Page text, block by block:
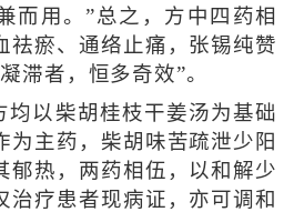
而用。”总之，方中四药相
祛瘀、通络止痛，张锡纯赞
滞者，恒多奇效”。
均以柴胡桂枝干姜汤为基础
为主药，柴胡味苦疏泄少阳
郁热，两药相伍，以和解少
治疗患者现病证，亦可调和